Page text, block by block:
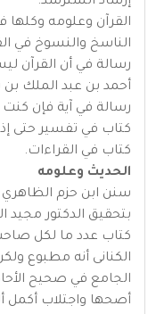
القرآن وعلومه وكلها
الناسخ والنسوخ في
رسالة في أن القرآن
أحمد بن عبد الملك
رسالة في آية فإن
كتاب في تفسير حتى
كتاب في القراءات.
الحديث وعلومه
سنن ابن حزم
بتحقيق الدكتور مجيد
كتاب عدد ما لكل
الكنانى أنه مطبوع
الجامع في صحيح
أصحها واجتلاب أكمل